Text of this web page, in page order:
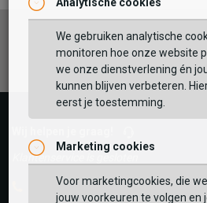
GEBRUIK MIJN
Zoek op postcode of gebruik
voorraad in een van onze winkels
BEKIJK
VERDER
Vaak samen gekocht met
Facebook
Klantenservice is gesloten
Telefoon
We gebruiken analytische
monitoren hoe onze website
we onze dienstverlening én
kunnen blijven verbeteren.
eerst je toestemming.
Marketing cookies
Voor marketingcookies, die
jouw voorkeuren te volgen en